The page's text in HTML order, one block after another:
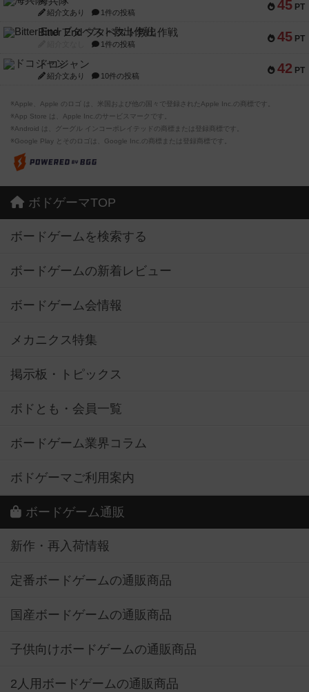
45 PT
紹介文あり 1件の投稿
45 PT
Bitter End ブタペスト救出作戦
1件の投稿
42 PT
ドコジャン
紹介文あり 10件の投稿
※Apple、Apple のロゴ は、米国および他の国々で登録されたApple Inc.の商標です。
※App Store は、Apple Inc.のサービスマークです。
※Android は、グーグル インコーポレイテッドの商標または登録商標です。
※Google Play とそのロゴは、Google Inc.の商標または登録商標です。
ボドゲーマTOP
ボードゲームを検索する
ボードゲームの新着レビュー
ボードゲーム会情報
メカニクス特集
掲示板・トピックス
ボドとも・会員一覧
ボードゲーム業界コラム
ボドゲーマご利用案内
ボードゲーム通販
新作・再入荷情報
定番ボードゲームの通販商品
国産ボードゲームの通販商品
子供向けボードゲームの通販商品
2人用ボードゲームの通販商品